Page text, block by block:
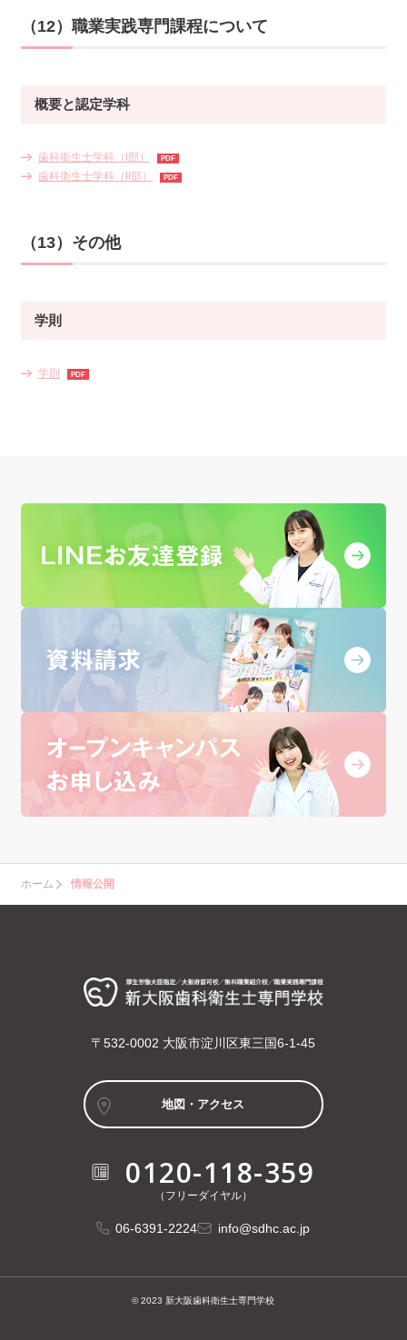
（12）職業実践専門課程について
概要と認定学科
歯科衛生士学科（Ⅰ部）
歯科衛生士学科（Ⅱ部）
（13）その他
学則
学則
ホーム 情報公開
〒532-0002 大阪市淀川区東三国6-1-45
地図・アクセス
0120-118-359
（フリーダイヤル）
06-6391-2224 info@sdhc.ac.jp
© 2023 新大阪歯科衛生士専門学校